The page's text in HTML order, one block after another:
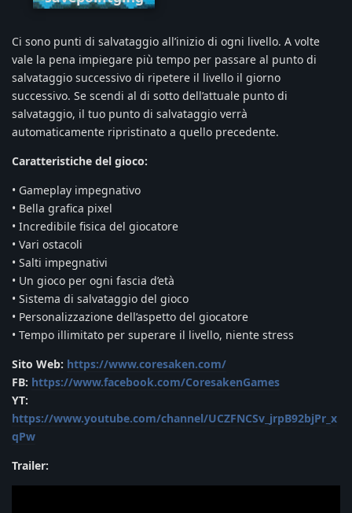
if
Ci sono punti di salvataggio all’inizio di ogni livello. A volte
vale la pena impiegare più tempo per passare al punto di
salvataggio successivo di ripetere il livello il giorno
successivo. Se scendi al di sotto dell’attuale punto di
salvataggio, il tuo punto di salvataggio verrà
automaticamente ripristinato a quello precedente.
Caratteristiche del gioco:
• Gameplay impegnativo
• Bella grafica pixel
• Incredibile fisica del giocatore
• Vari ostacoli
• Salti impegnativi
• Un gioco per ogni fascia d’età
• Sistema di salvataggio del gioco
• Personalizzazione dell’aspetto del giocatore
• Tempo illimitato per superare il livello, niente stress
Sito Web: https://www.coresaken.com/
FB: https://www.facebook.com/CoresakenGames
YT:
https://www.youtube.com/channel/UCZFNCSv_jrpB92bjPr_x
qPw
Trailer: